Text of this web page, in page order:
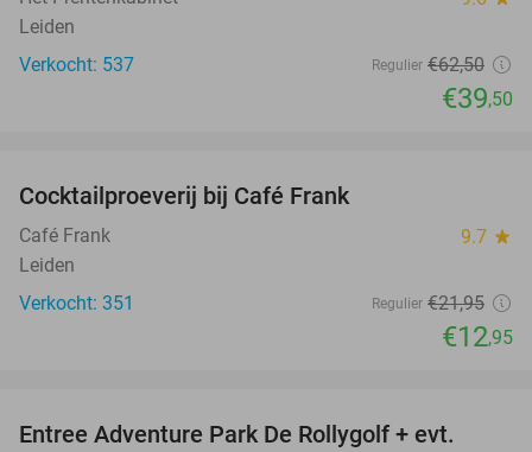
Leiden
Verkocht: 537
Regulier €62,50
€39,50
Cocktailproeverij bij Café Frank
Café Frank 9.7 star
Leiden
Verkocht: 351
Regulier €21,95
€12,95
Entree Adventure Park De Rollygolf + evt.